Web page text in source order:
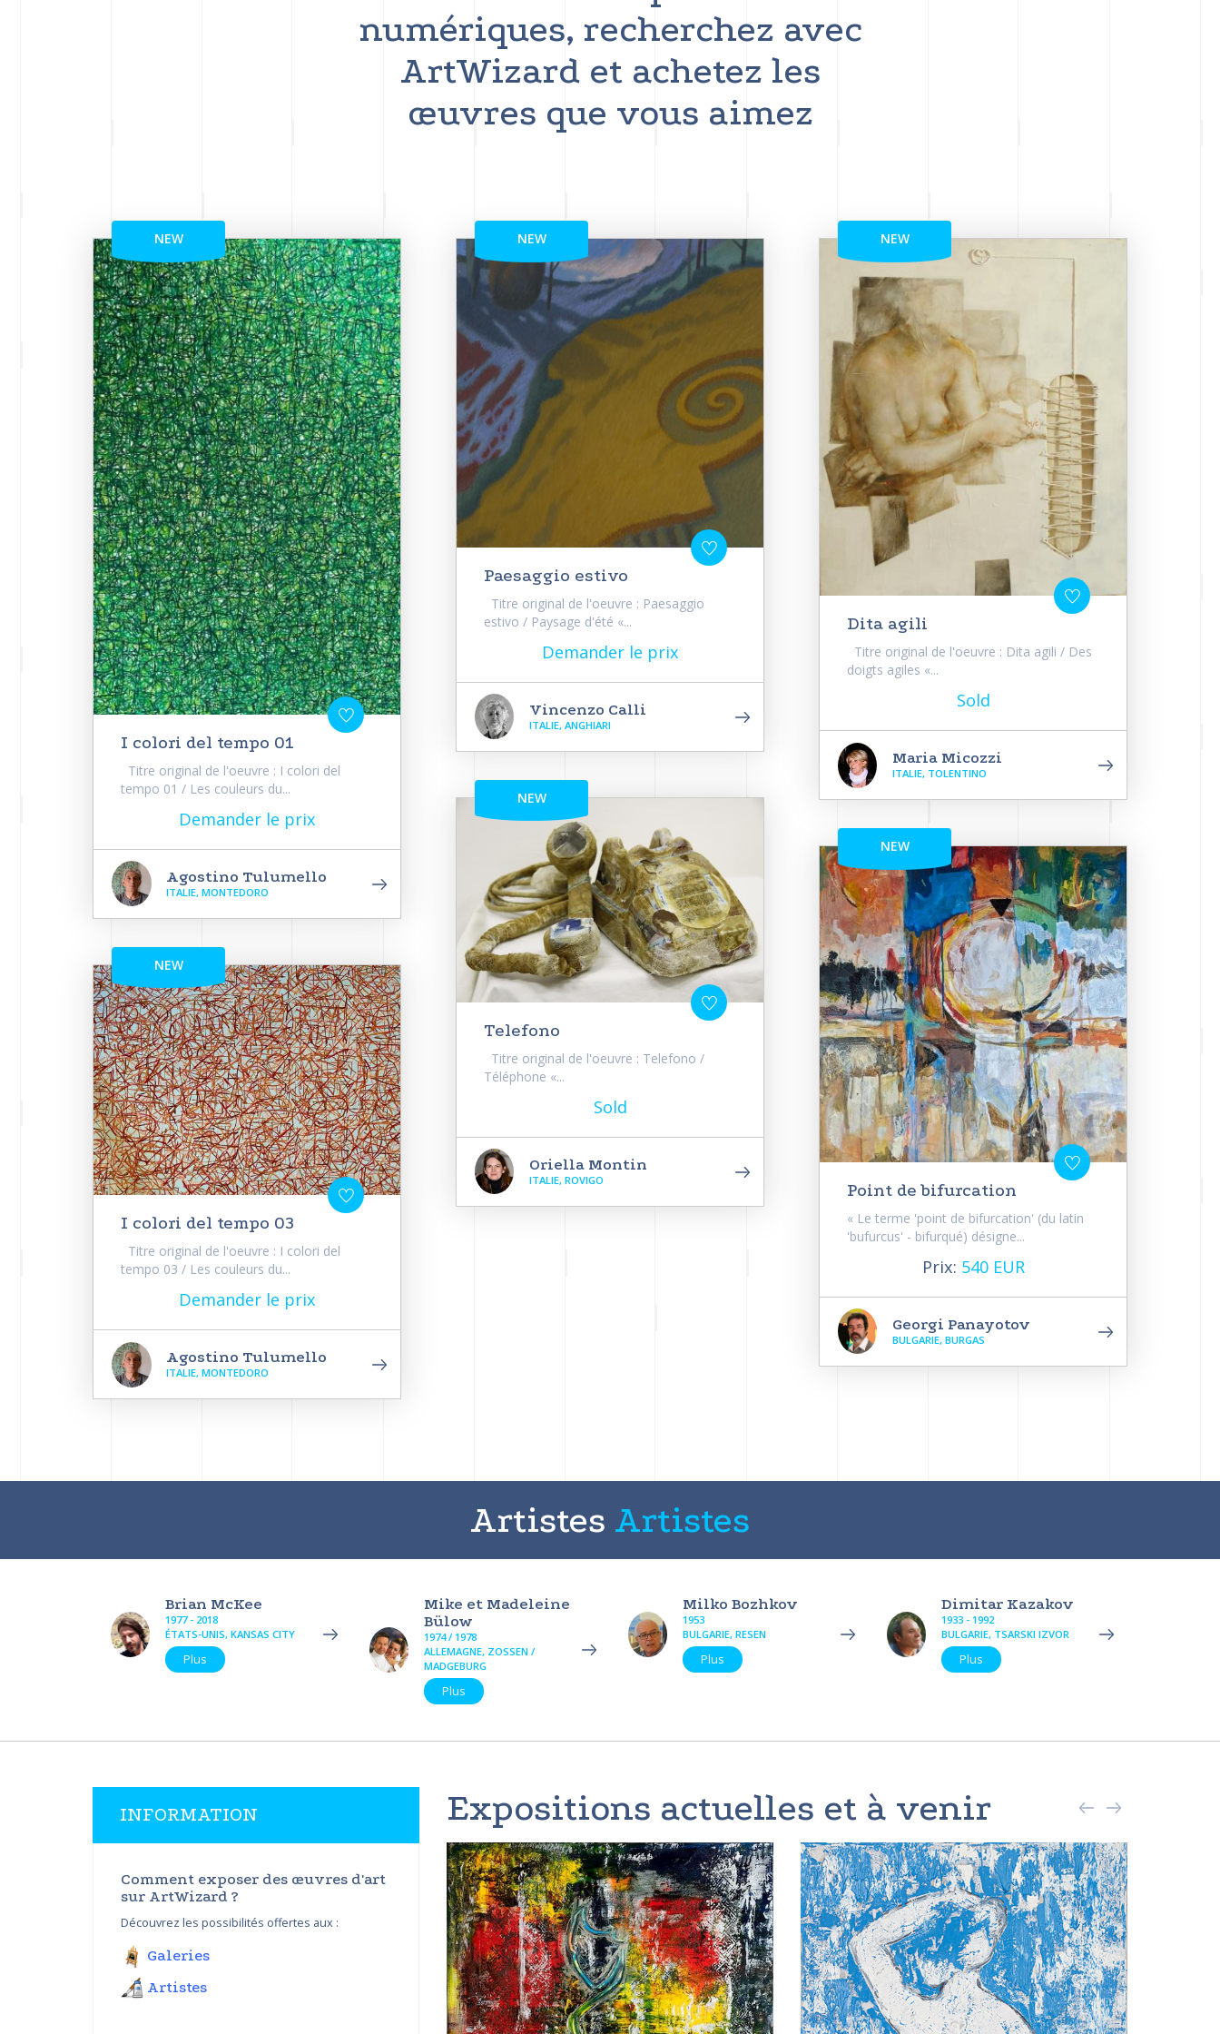
numériques, recherchez avec
ArtWizard et achetez les
œuvres que vous aimez
NEW
I colori del tempo 01
Titre original de l'oeuvre : I colori del
tempo 01 / Les couleurs du...
Demander le prix
Agostino Tulumello
ITALIE, MONTEDORO
NEW
I colori del tempo 03
Titre original de l'oeuvre : I colori del
tempo 03 / Les couleurs du...
Demander le prix
Agostino Tulumello
ITALIE, MONTEDORO
NEW
Paesaggio estivo
Titre original de l'oeuvre : Paesaggio
estivo / Paysage d'été «...
Demander le prix
Vincenzo Calli
ITALIE, ANGHIARI
NEW
Telefono
Titre original de l'oeuvre : Telefono /
Téléphone «...
Sold
Oriella Montin
ITALIE, ROVIGO
NEW
Dita agili
Titre original de l'oeuvre : Dita agili / Des
doigts agiles «...
Sold
Maria Micozzi
ITALIE, TOLENTINO
NEW
Point de bifurcation
« Le terme 'point de bifurcation' (du latin
'bufurcus' - bifurqué) désigne...
Prix: 540 EUR
Georgi Panayotov
BULGARIE, BURGAS
Artistes Artistes
Brian McKee
1977 - 2018
ÉTATS-UNIS, KANSAS CITY
Plus
Mike et Madeleine
Bülow
1974 / 1978
ALLEMAGNE, ZOSSEN /
MADGEBURG
Plus
Milko Bozhkov
1953
BULGARIE, RESEN
Plus
Dimitar Kazakov
1933 - 1992
BULGARIE, TSARSKI IZVOR
Plus
INFORMATION
Comment exposer des œuvres d'art
sur ArtWizard ?
Découvrez les possibilités offertes aux :
Galeries
Artistes
Expositions actuelles et à venir